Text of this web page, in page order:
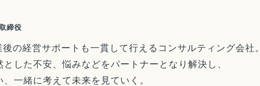
締役
の経営サポートも一貫して行えるコンサルティング会社。
した不安、悩みなどをパートナーとなり解決し、
一緒に考えて未来を見ていく。